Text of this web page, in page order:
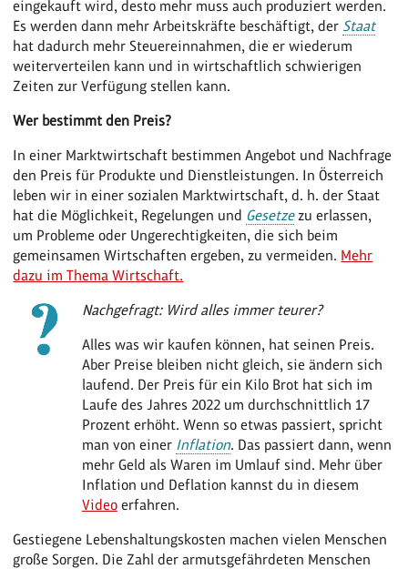
eingekauft wird, desto mehr muss auch produziert werden.
Es werden dann mehr Arbeitskräfte beschäftigt, der Staat
hat dadurch mehr Steuereinnahmen, die er wiederum
weiterverteilen kann und in wirtschaftlich schwierigen
Zeiten zur Verfügung stellen kann.
Wer bestimmt den Preis?
In einer Marktwirtschaft bestimmen Angebot und Nachfrage
den Preis für Produkte und Dienstleistungen. In Österreich
leben wir in einer sozialen Marktwirtschaft, d. h. der Staat
hat die Möglichkeit, Regelungen und Gesetzezu erlassen,
um Probleme oder Ungerechtigkeiten, die sich beim
gemeinsamen Wirtschaften ergeben, zu vermeiden. Mehr
dazu im Thema Wirtschaft.
Nachgefragt: Wird alles immer teurer?
Alles was wir kaufen können, hat seinen Preis.
Aber Preise bleiben nicht gleich, sie ändern sich
laufend. Der Preis für ein Kilo Brot hat sich im
Laufe des Jahres 2022 um durchschnittlich 17
Prozent erhöht. Wenn so etwas passiert, spricht
man von einer Inflation. Das passiert dann, wenn
mehr Geld als Waren im Umlauf sind. Mehr über
Inflation und Deflation kannst du in diesem
Videoerfahren.
Gestiegene Lebenshaltungskosten machen vielen Menschen
große Sorgen. Die Zahl der armutsgefährdeten Menschen